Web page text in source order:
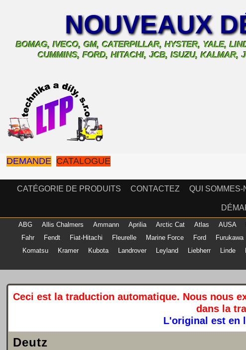
NOUVEAUX
BOMAG, IVECO, GM, CATERPILLAR, HYSTER, YALE,
CUMMINS, FORD, HITACHI, JCB, ISUZU, KALMAR,
DEMANDE CATALOGUE
CATÉGORIE DE PRODUITS CONTACTEZ QUI SOMMES-
ABG Allis Chalmers Ammann Aprilia Arctic Cat Atlas AUSA
Fahr
Fendt Fiat-Hitachi Fleurelle Marine Force Ford Furukawa
Komatsu
Kramer Kubota Landrover Leyland Liebherr Linde
Ceci est la traduction automatique. Nous nous
dans la
L'original est en
Deutz